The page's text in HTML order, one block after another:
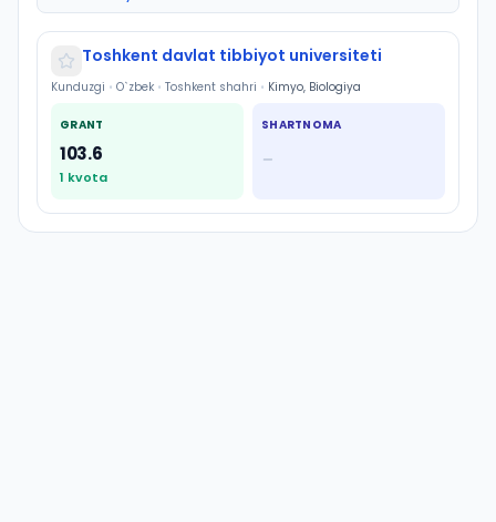
Toshkent davlat tibbiyot universiteti
Kunduzgi • O`zbek • Toshkent shahri • Kimyo, Biologiya
GRANT
103.6
1 kvota
SHARTNOMA
—